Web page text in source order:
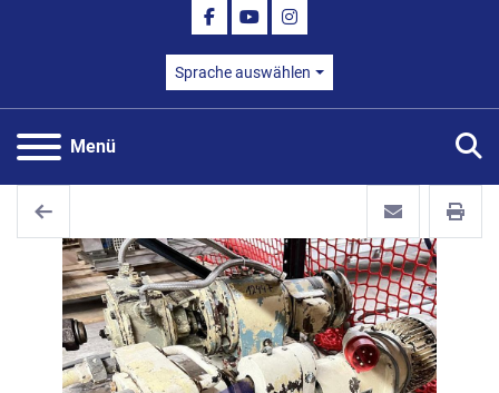
FACEBOOK
YOUTUBEINSTAGRAM
Sprache auswählen
Menü